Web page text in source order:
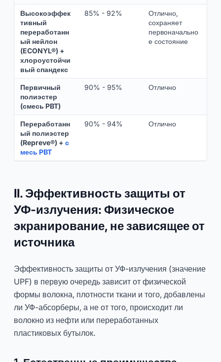
Высокоэффек
тивный
переработанн
ый нейлон
(ECONYL®) +
хлороустойчи
вый спандекс
85% - 92%
Отлично,
сохраняет
первоначально
е состояние
Первичный
полиэстер
(смесь PBT)
90% - 95% Отлично
Переработанн
ый полиэстер
(Repreve®) + с
месь PBT
90% - 94% Отлично
II. Эффективность защиты от
УФ-излучения: Физическое
экранирование, не зависящее от
источника
Эффективность защиты от УФ-излучения (значение
UPF) в первую очередь зависит от физической
формы волокна, плотности ткани и того, добавлены
ли УФ-абсорберы, а не от того, происходит ли
волокно из нефти или переработанных
пластиковых бутылок.